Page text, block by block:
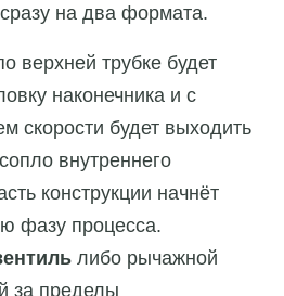
на два формата.
верхней трубке будет
наконечника и с
скорости будет выходить
внутреннего
конструкции начнёт
фазу процесса.
либо рычажной
за пределы